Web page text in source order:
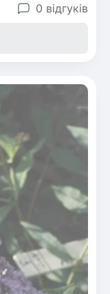
0 відгуків